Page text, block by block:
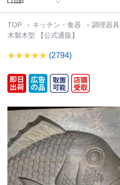
TOP キッチン・食器 調理器具
木製木型 【公式通販】
(2794)